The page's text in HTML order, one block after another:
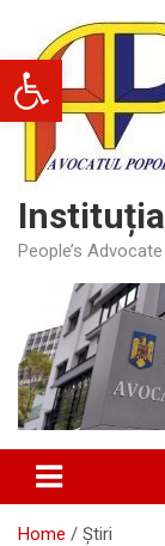
Deschide
content
People’s
Home Știri